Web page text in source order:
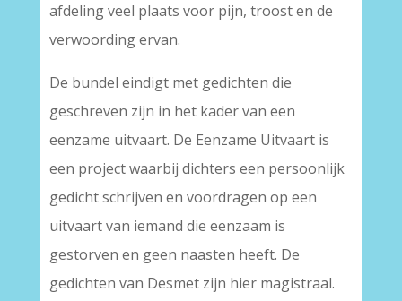
afdeling veel plaats voor pijn, troost en de
verwoording ervan.
De bundel eindigt met gedichten die
geschreven zijn in het kader van een
eenzame uitvaart. De Eenzame Uitvaart is
een project waarbij dichters een persoonlijk
gedicht schrijven en voordragen op een
uitvaart van iemand die eenzaam is
gestorven en geen naasten heeft. De
gedichten van Desmet zijn hier magistraal.